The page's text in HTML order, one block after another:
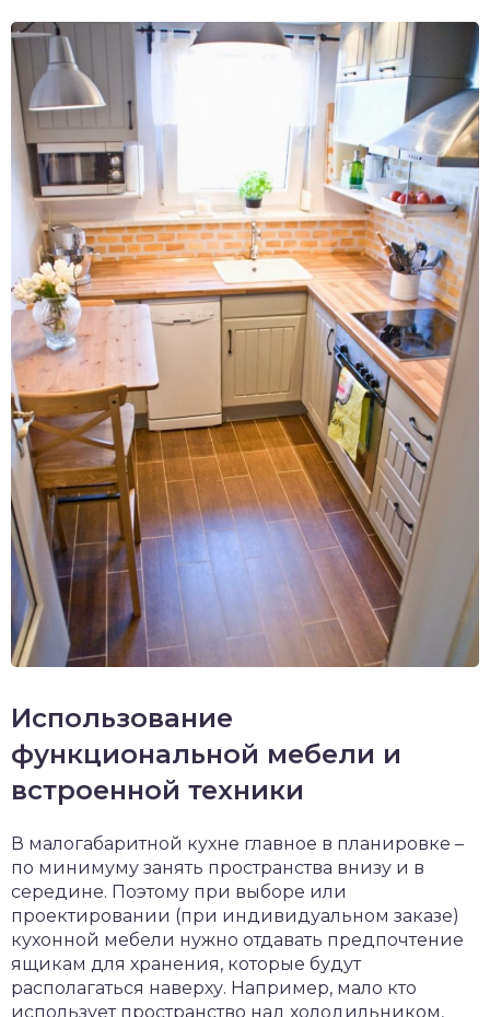
Использование
функциональной мебели и
встроенной техники
В малогабаритной кухне главное в планировке –
по минимуму занять пространства внизу и в
середине. Поэтому при выборе или
проектировании (при индивидуальном заказе)
кухонной мебели нужно отдавать предпочтение
ящикам для хранения, которые будут
располагаться наверху. Например, мало кто
использует пространство над холодильником,